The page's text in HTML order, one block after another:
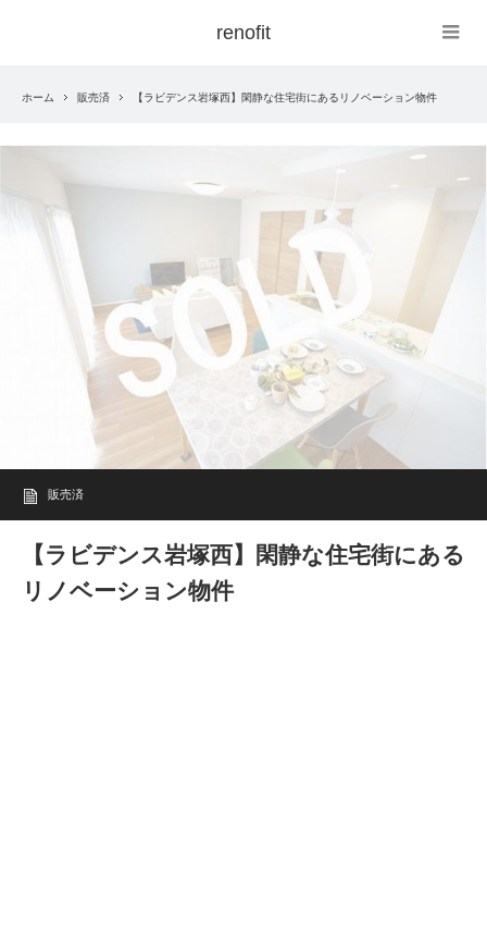
renofit
ホーム 販売済 【ラビデンス岩塚西】閑静な住宅街にあるリノベーション物件
販売済
【ラビデンス岩塚西】閑静な住宅街にある
リノベーション物件